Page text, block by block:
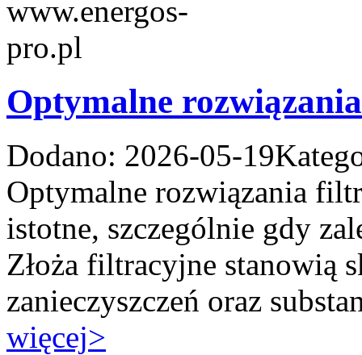
Optymalne
Dodano: 2026-05-19
Optymalne rozwiązania
istotne, szczególnie gdy
Złoża filtracyjne stanowią
zanieczyszczeń oraz
więcej>